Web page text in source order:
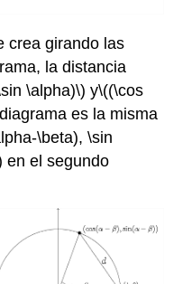
crea girando las
la distancia
\alpha)\) y\((\cos
es la misma
\beta), \sin
en el segundo